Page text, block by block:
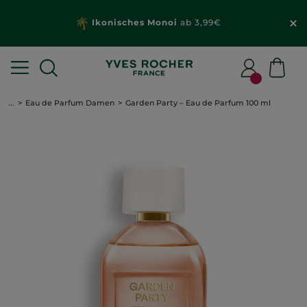
Ikonisches Monoi ab 3,99€
... Eau de Parfum Damen Garden Party – Eau de Parfum 100 ml